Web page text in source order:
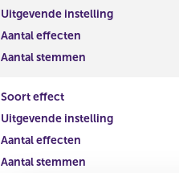
i
s
t
r
e
s
u
l
Uitgevende instelling
Aantal effecten
Aantal stemmen
Soort effect
Uitgevende instelling
Aantal effecten
Aantal stemmen